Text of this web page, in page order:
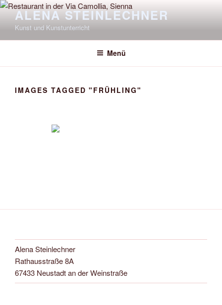
Zum
Inhalt
springen
ALENA STEINLECHNER
Kunst und Kunstunterricht
Menü
IMAGES TAGGED "FRÜHLING"
Alena Steinlechner
Rathausstraße 8A
67433 Neustadt an der Weinstraße